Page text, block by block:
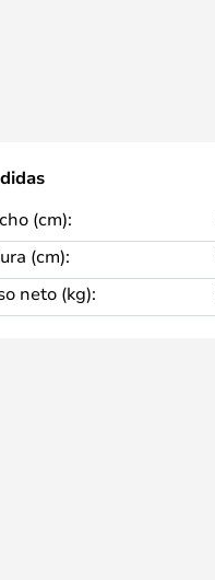
(cm):
(cm):
neto (kg):